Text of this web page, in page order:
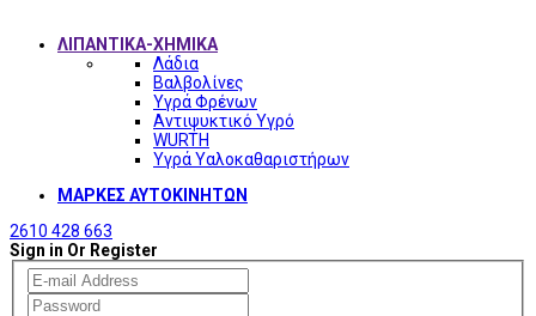
ΛΙΠΑΝΤΙΚΑ-ΧΗΜΙΚΑ
Λάδια
Βαλβολίνες
Υγρά Φρένων
Αντιψυκτικό Υγρό
WURTH
Υγρά Υαλοκαθαριστήρων
ΜΑΡΚΕΣ ΑΥΤΟΚΙΝΗΤΩΝ
2610 428 663
Sign in Or Register